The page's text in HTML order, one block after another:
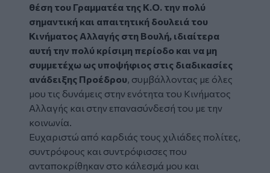
θέση του Γραμματέα της Κ.Ο. την πολύ
σημαντική και απαιτητική δουλειά του
Κινήματος Αλλαγής στη Βουλή, ιδιαίτερα
αυτή την πολύ κρίσιμη περίοδο και να μη
συμμετέχω ως υποψήφιος στις διαδικασίες
ανάδειξης Προέδρου, συμβάλλοντας με όλες
μου τις δυνάμεις στην ενότητα του Κινήματος
Αλλαγής και στην επανασύνδεσή του με την
κοινωνία.
Ευχαριστώ από καρδιάς τους χιλιάδες πολίτες,
συντρόφους και συντρόφισσες που
ανταποκρίθηκαν στο κάλεσμά μου και